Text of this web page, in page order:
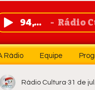
94,7 FM Rádio
Rádio Equipe
Rádio Cultura 31 de